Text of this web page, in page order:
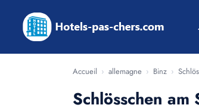
Accueil › allemagne › Binz ›
Schlösschen am